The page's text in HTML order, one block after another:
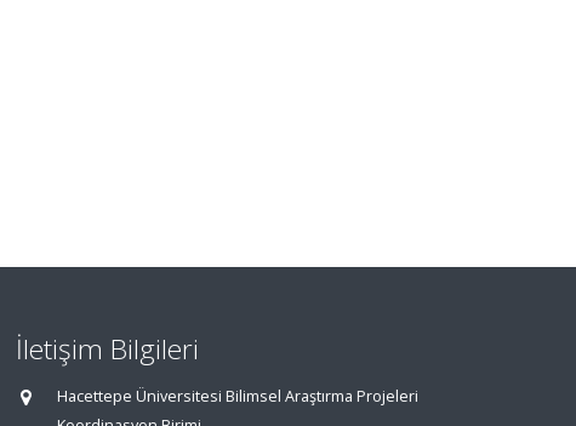
İletişim Bilgileri
Hacettepe Üniversitesi Bilimsel Araştırma Projeleri